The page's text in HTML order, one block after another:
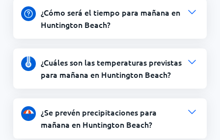
¿Cómo será el tiempo para mañana en
Huntington Beach?
¿Cuáles son las temperaturas previstas
para mañana en Huntington Beach?
¿Se prevén precipitaciones para
mañana en Huntington Beach?